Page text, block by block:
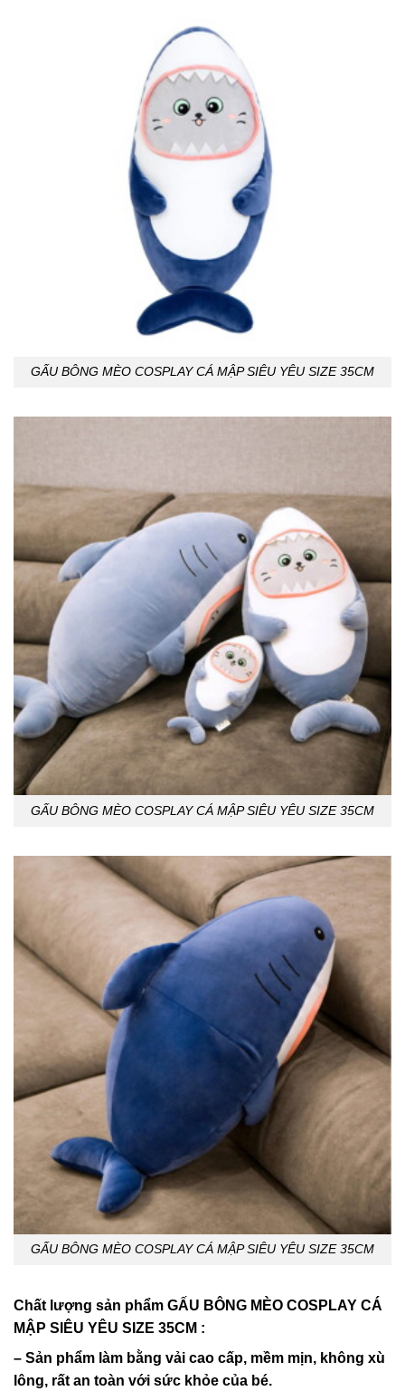
GẤU BÔNG MÈO COSPLAY CÁ MẬP SIÊU YÊU SIZE 35CM
GẤU BÔNG MÈO COSPLAY CÁ MẬP SIÊU YÊU SIZE 35CM
GẤU BÔNG MÈO COSPLAY CÁ MẬP SIÊU YÊU SIZE 35CM
Chất lượng sản phẩm GẤU BÔNG MÈO COSPLAY CÁ
MẬP SIÊU YÊU SIZE 35CM :
– Sản phẩm làm bằng vải cao cấp, mềm mịn, không xù
lông, rất an toàn với sức khỏe của bé.